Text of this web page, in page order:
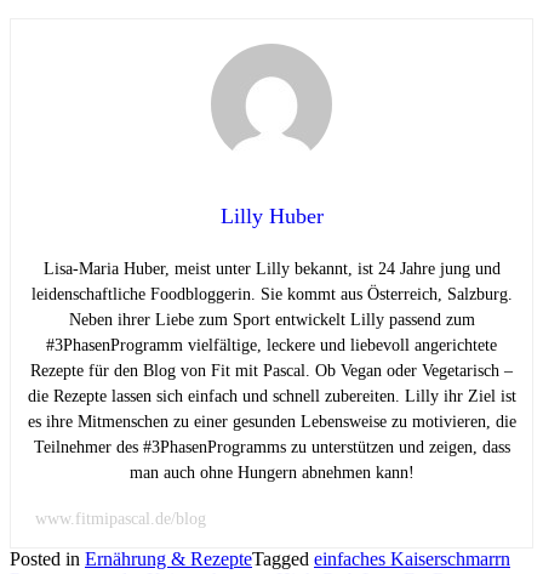
Lilly Huber
Lisa-Maria Huber, meist unter Lilly bekannt, ist 24 Jahre jung und
leidenschaftliche Foodbloggerin. Sie kommt aus Österreich, Salzburg.
Neben ihrer Liebe zum Sport entwickelt Lilly passend zum
#3PhasenProgramm vielfältige, leckere und liebevoll angerichtete
Rezepte für den Blog von Fit mit Pascal. Ob Vegan oder Vegetarisch –
die Rezepte lassen sich einfach und schnell zubereiten. Lilly ihr Ziel ist
es ihre Mitmenschen zu einer gesunden Lebensweise zu motivieren, die
Teilnehmer des #3PhasenProgramms zu unterstützen und zeigen, dass
man auch ohne Hungern abnehmen kann!
www.fitmipascal.de/blog
Posted in Ernährung & RezepteTagged einfaches Kaiserschmarrn